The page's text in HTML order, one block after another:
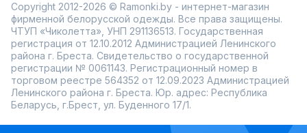
Женские искусственные меховые пальто – это не только
эстетика, но и забота о животных. С помощью
разнообразных расцветок и текстур можно легко
комбинировать пальто с другими предметами гардероба.
Сделать покупку просто: в Ramonki доступна быстрая
доставка по всей Беларуси, а также возможность
примерки перед приобретением. У нас часто проводятся
акции и предоставляются скидки, что позволяет
обновить гардероб без лишних затрат. Порадуйте себя
новым женским пальто из искусственного меха от Ramonki
Copyright 2012-2026 © Ramonki.by - интернет-магазин
фирменной белорусской одежды. Все права защищены.
ЧТУП «Чиколетта», УНП 291136513. Государственная
регистрация от 12.10.2012 Администрацией Ленинского
района г. Бреста. Свидетельство о государственной
регистрации № 0061143. Регистрационный номер в
торговом реестре 564352 от 12.09.2023 Администрацией
Ленинского района г. Бреста. Юр. адрес: Республика
Беларусь, г.Брест, ул. Буденного 17/1.